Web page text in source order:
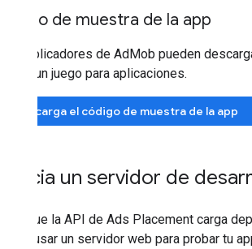
Código de muestra de la app
Los publicadores de AdMob pueden
API en un juego para aplicaciones.
Descarga el código de muestra de la app
Inicia un servidor de
Dado que la API de Ads Placement carga
debes usar un servidor web para probar tu